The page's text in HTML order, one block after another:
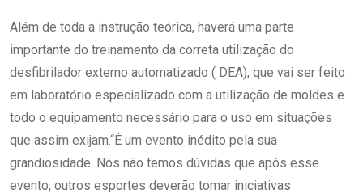
Além de toda a instrução teórica, haverá uma parte
importante do treinamento da correta utilização do
desfibrilador externo automatizado ( DEA), que vai ser feito
em laboratório especializado com a utilização de moldes e
todo o equipamento necessário para o uso em situações
que assim exijam.“É um evento inédito pela sua
grandiosidade. Nós não temos dúvidas que após esse
evento, outros esportes deverão tomar iniciativas